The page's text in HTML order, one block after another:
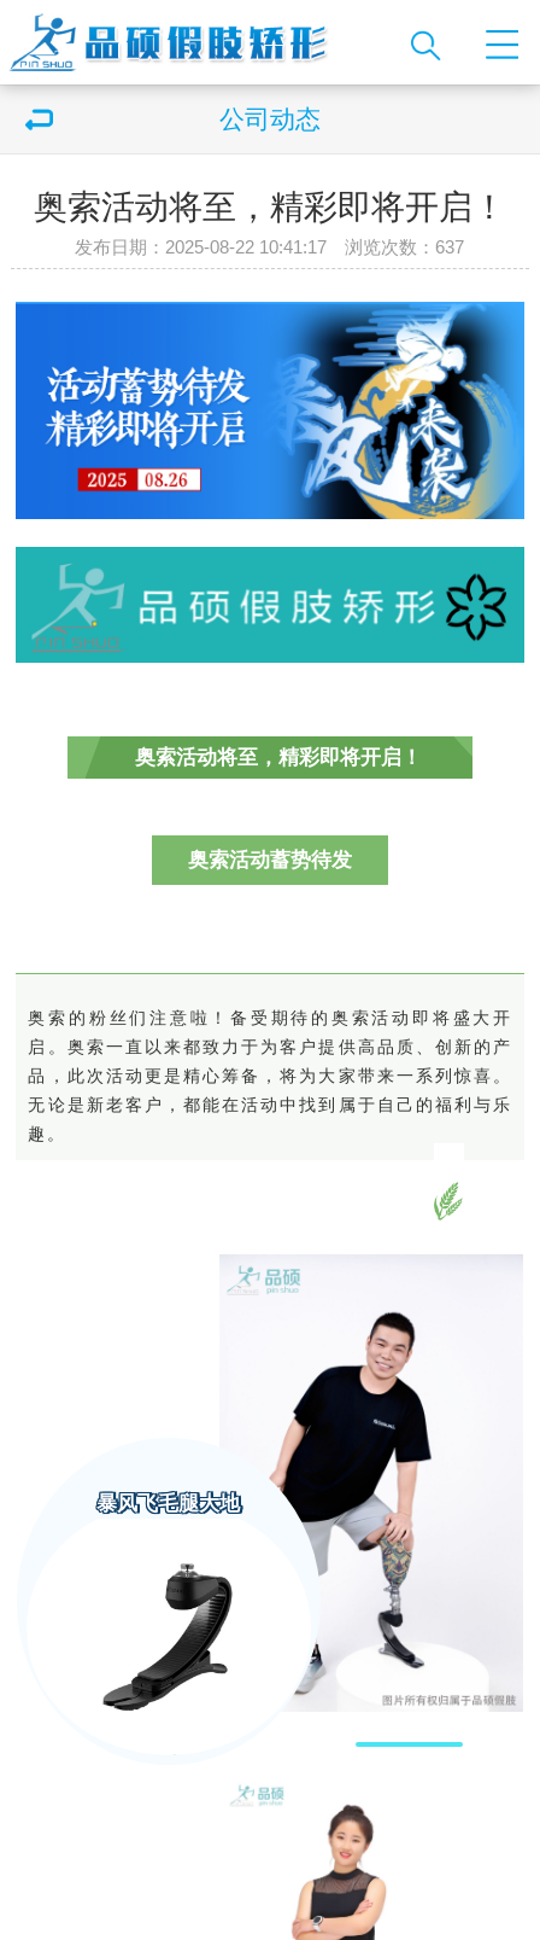
公司动态
奥索活动将至，精彩即将开启！
发布日期：2025-08-22 10:41:17 浏览次数： 637
奥索活动将至，精彩即将开启！
奥索活动蓄势待发
奥索的粉丝们注意啦！备受期待的奥索活动即将盛大开
启。奥索一直以来都致力于为客户提供高品质、创新的产
品，此次活动更是精心筹备，将为大家带来一系列惊喜。
无论是新老客户，都能在活动中找到属于自己的福利与乐
趣。
暴风飞毛腿大地